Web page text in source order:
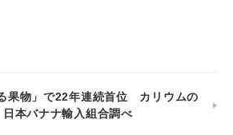
果物」で22年連続首位 カリウムの
本バナナ輸入組合調べ